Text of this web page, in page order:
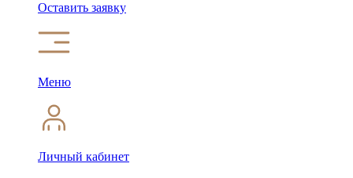
Оставить заявку
Меню
Личный кабинет